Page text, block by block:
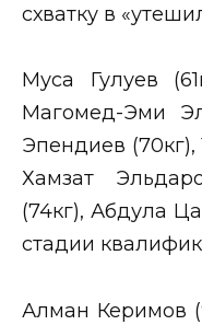
схватку в
Муса Гулуев
Магомед-Эми
Эпендиев (70кг),
Хамзат
(74кг), Абдула
стадии
Алман Керимов